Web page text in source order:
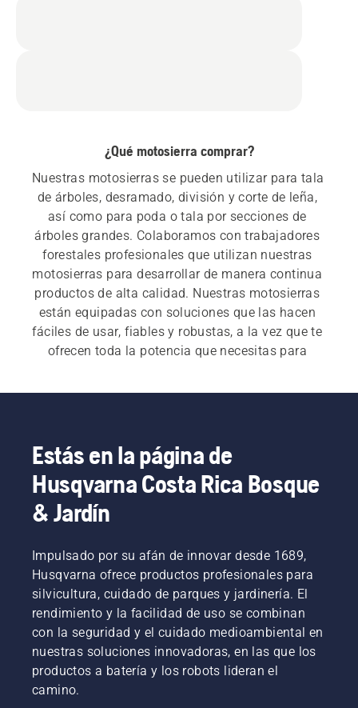
¿Qué motosierra comprar?
Nuestras motosierras se pueden utilizar para tala
de árboles, desramado, división y corte de leña,
así como para poda o tala por secciones de
árboles grandes. Colaboramos con trabajadores
forestales profesionales que utilizan nuestras
motosierras para desarrollar de manera continua
productos de alta calidad. Nuestras motosierras
están equipadas con soluciones que las hacen
fáciles de usar, fiables y robustas, a la vez que te
ofrecen toda la potencia que necesitas para
momento.
batería como para las motosierras a gasolina
esencial un arranque rápido y fácil. Cada
motosierra se pone en marcha con solo pulsar un
botón o tirando fácilmente de un cable a fin de
satisfacer las necesidades del cliente.  Nuestra
profesionales y motosierras para arboricultura
Estás en la página de
Husqvarna Costa Rica Bosque
& Jardín
Impulsado por su afán de innovar desde 1689,
Husqvarna ofrece productos profesionales para
silvicultura, cuidado de parques y jardinería. El
rendimiento y la facilidad de uso se combinan
con la seguridad y el cuidado medioambiental en
nuestras soluciones innovadoras, en las que los
productos a batería y los robots lideran el
camino.